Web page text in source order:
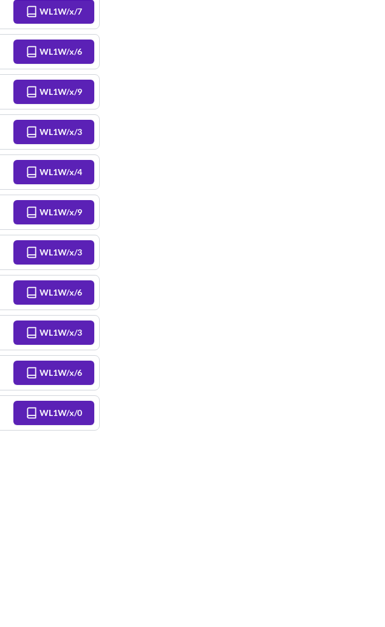
WL1W/x/7
WL1W/x/6
WL1W/x/9
WL1W/x/3
WL1W/x/4
WL1W/x/9
WL1W/x/3
WL1W/x/6
WL1W/x/3
WL1W/x/6
WL1W/x/0